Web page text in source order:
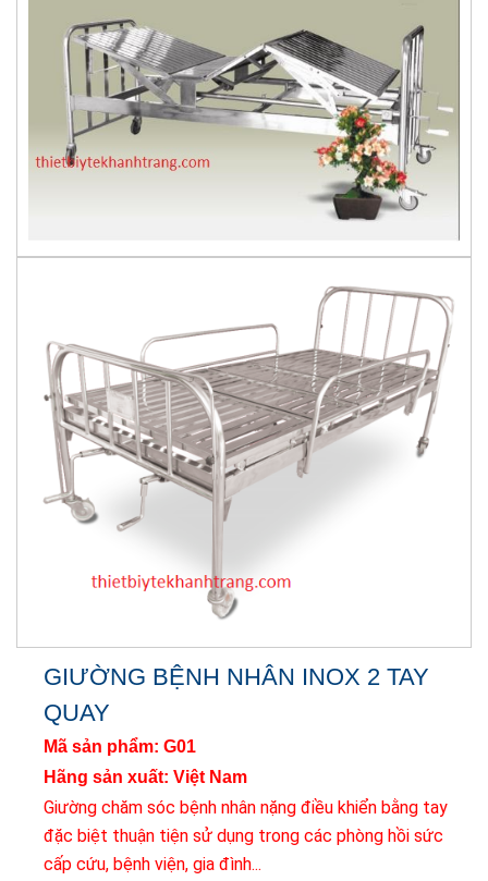
GIƯỜNG BỆNH NHÂN INOX 2 TAY
QUAY
Mã sản phẩm: G01
Hãng sản xuất: Việt Nam
Giường chăm sóc bệnh nhân nặng điều khiển bằng tay
đặc biệt thuận tiện sử dụng trong các phòng hồi sức
cấp cứu, bệnh viện, gia đình...